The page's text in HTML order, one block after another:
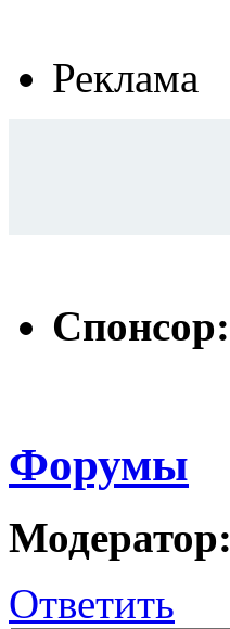
Реклама
Спонсор:
Форумы
Модератор:
Ответить